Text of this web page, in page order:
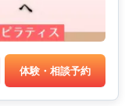
体験・相談予約